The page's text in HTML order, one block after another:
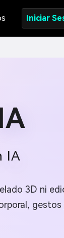
Iniciar
IA
3D ni